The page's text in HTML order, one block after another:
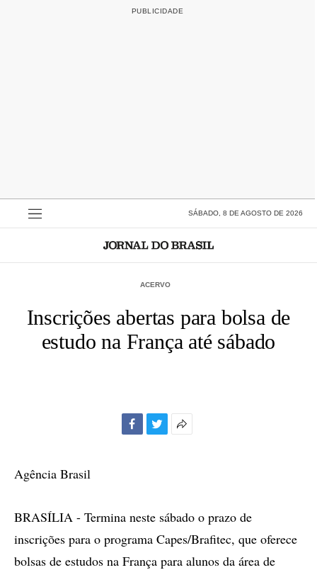
SÁBADO, 8 DE AGOSTO DE 2026
ACERVO
Inscrições abertas para bolsa de
estudo na França até sábado
Agência Brasil
BRASÍLIA - Termina neste sábado o prazo de
inscrições para o programa Capes/Brafitec, que oferece
bolsas de estudos na França para alunos da área de